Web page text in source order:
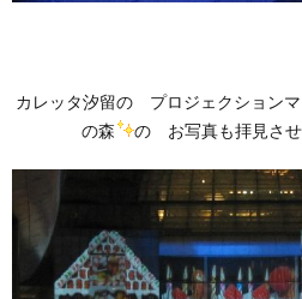
カレッタ汐留の プロジェクション
の森
の お写真も拝見さ